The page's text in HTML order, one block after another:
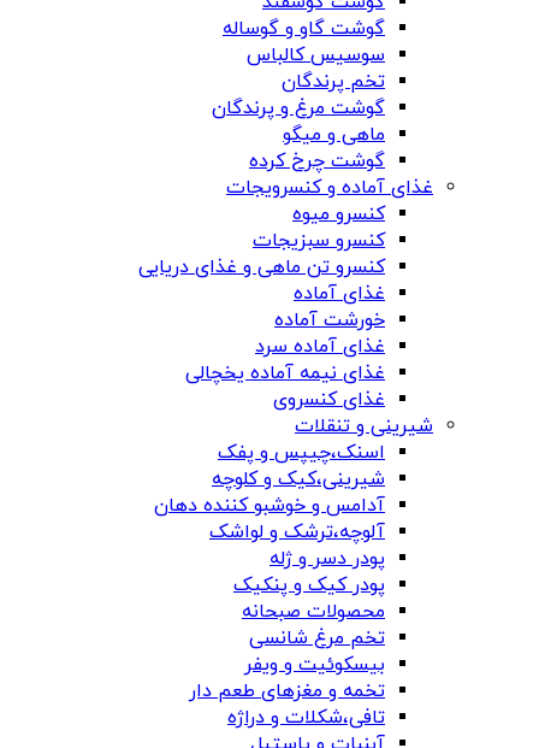
گوشت گاو و گوساله
سوسیس کالباس
تخم پرندگان
گوشت مرغ و پرندگان
ماهی و میگو
گوشت چرخ کرده
غذای آماده و کنسرویجات
کنسرو میوه
کنسرو سبزیجات
کنسرو تن ماهی و غذای دریایی
غذای آماده
خورشت آماده
غذای آماده سرد
غذای نیمه آماده یخچالی
غذای کنسروی
شیرینی و تنقلات
اسنک،چیپس و پفک
شیرینی،کیک و کلوچه
آدامس و خوشبو کننده دهان
آلوچه،ترشک و لواشک
پودر دسر و ژله
پودر کیک و پنکیک
محصولات صبحانه
تخم مرغ شانسی
بیسکوئیت و ویفر
تخمه و مغزهای طعم دار
تافی،شکلات و دراژه